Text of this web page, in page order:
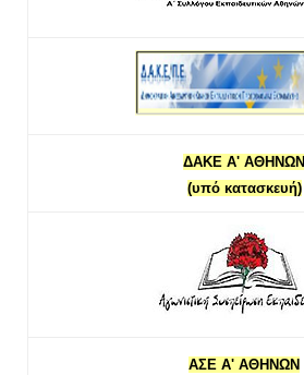
ΔΑΚΕ Α' ΑΘΗΝΩΝ
(υπό κατασκευή)
ΑΣΕ Α' ΑΘΗΝΩΝ